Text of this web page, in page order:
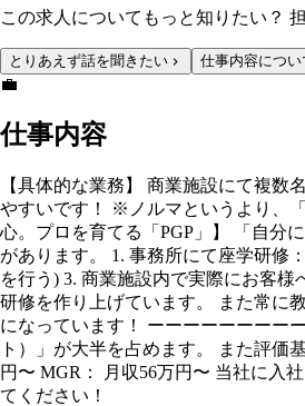
この求人についてもっと知りたい？
とりあえず話を聞きたい 仕事内容につ
💼
仕事内容
【具体的な業務】 商業施設にて複
やすいです！ ※ノルマというより、
心。プロを育てる「PGP」】 「自分
があります。 1. 事務所にて座学研
を行う) 3. 商業施設内で実際にお客
研修を作り上げています。 また常に
になっています！ ーーーーーーーー
ト）」が大半を占めます。 また評価
円〜 MGR： 月収56万円〜 当社に入
てください！